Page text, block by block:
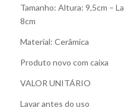
Tamanho: Altura: 9,5cm –
8cm
Material: Cerâmica
Produto novo com caixa
VALOR UNITÁRIO
Lavar antes do uso